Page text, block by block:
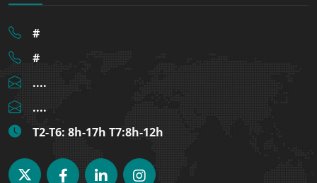
#
#
....
....
T2-T6: 8h-17h T7:8h-12h